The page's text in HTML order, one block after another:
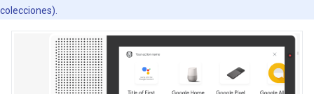
colecciones).